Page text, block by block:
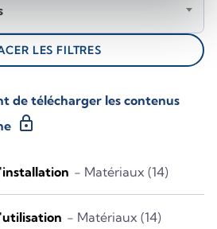
- Matériaux (14)
- Matériaux (14)
de télécharger les contenus
lock
LES FILTRES